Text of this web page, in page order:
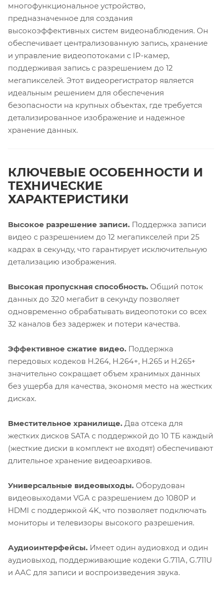
многофункциональное устройство,
предназначенное для создания
высокоэффективных систем видеонаблюдения. Он
обеспечивает централизованную запись, хранение
и управление видеопотоками с IP-камер,
поддерживая запись с разрешением до 12
мегапикселей. Этот видеорегистратор является
идеальным решением для обеспечения
безопасности на крупных объектах, где требуется
детализированное изображение и надежное
хранение данных.
КЛЮЧЕВЫЕ ОСОБЕННОСТИ И
ТЕХНИЧЕСКИЕ
ХАРАКТЕРИСТИКИ
Высокое разрешение записи. Поддержка записи
видео с разрешением до 12 мегапикселей при 25
кадрах в секунду, что гарантирует исключительную
детализацию изображения.
Высокая пропускная способность. Общий поток
данных до 320 мегабит в секунду позволяет
одновременно обрабатывать видеопотоки со всех
32 каналов без задержек и потери качества.
Эффективное сжатие видео. Поддержка
передовых кодеков H.264, H.264+, H.265 и H.265+
значительно сокращает объем хранимых данных
без ущерба для качества, экономя место на жестких
дисках.
Вместительное хранилище. Два отсека для
жестких дисков SATA с поддержкой до 10 ТБ каждый
(жесткие диски в комплект не входят) обеспечивают
длительное хранение видеоархивов.
Универсальные видеовыходы. Оборудован
видеовыходами VGA с разрешением до 1080P и
HDMI с поддержкой 4K, что позволяет подключать
мониторы и телевизоры высокого разрешения.
Аудиоинтерфейсы. Имеет один аудиовход и один
аудиовыход, поддерживающие кодеки G.711A, G.711U
и AAC для записи и воспроизведения звука.